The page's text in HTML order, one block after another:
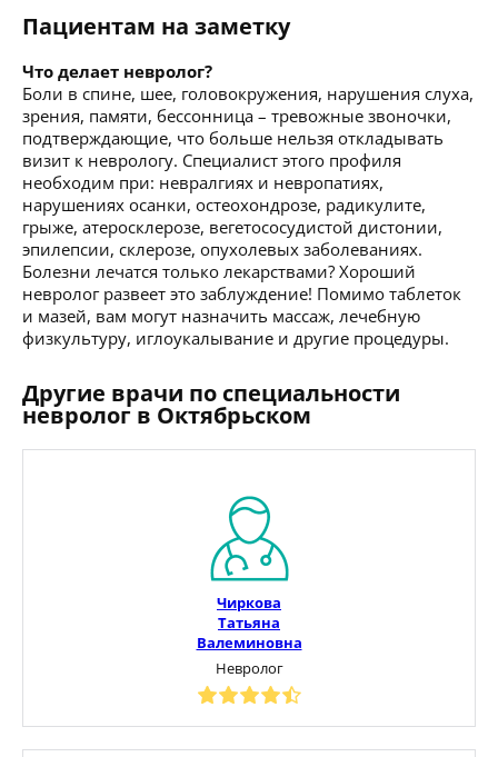
Пациентам на заметку
Что делает невролог?
Боли в спине, шее, головокружения, нарушения слуха,
зрения, памяти, бессонница – тревожные звоночки,
подтверждающие, что больше нельзя откладывать
визит к неврологу. Специалист этого профиля
необходим при: невралгиях и невропатиях,
нарушениях осанки, остеохондрозе, радикулите,
грыже, атеросклерозе, вегетососудистой дистонии,
эпилепсии, склерозе, опухолевых заболеваниях.
Болезни лечатся только лекарствами? Хороший
невролог развеет это заблуждение! Помимо таблеток
и мазей, вам могут назначить массаж, лечебную
физкультуру, иглоукалывание и другие процедуры.
Другие врачи по специальности
невролог в Октябрьском
Чиркова
Татьяна
Валеминовна
Невролог